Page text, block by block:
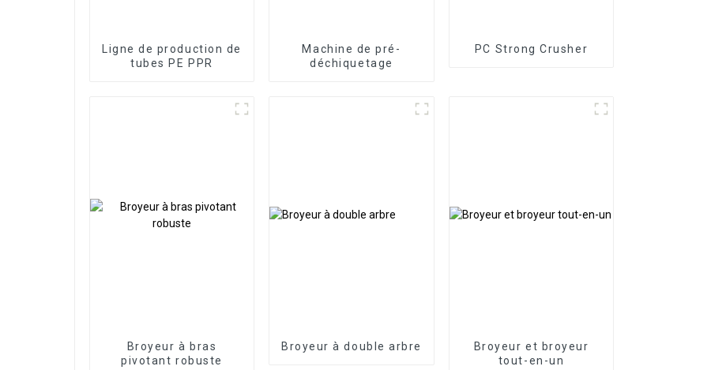
Ligne de production de
tubes PE PPR
Machine de pré-
déchiquetage
PC Strong Crusher
Broyeur à bras
pivotant robuste
Broyeur à double arbre
Broyeur et broyeur
tout-en-un